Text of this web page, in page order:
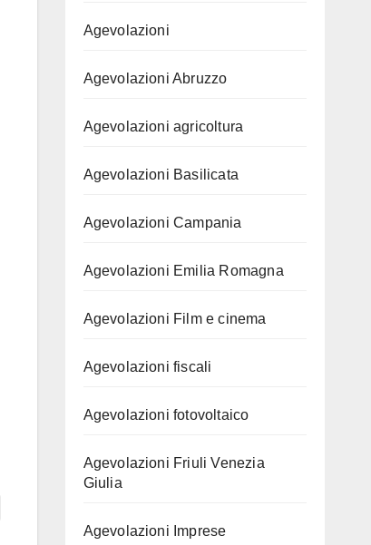
Agevolazioni
Agevolazioni Abruzzo
Agevolazioni agricoltura
Agevolazioni Basilicata
Agevolazioni Campania
Agevolazioni Emilia Romagna
Agevolazioni Film e cinema
Agevolazioni fiscali
Agevolazioni fotovoltaico
Agevolazioni Friuli Venezia
Giulia
Agevolazioni Imprese